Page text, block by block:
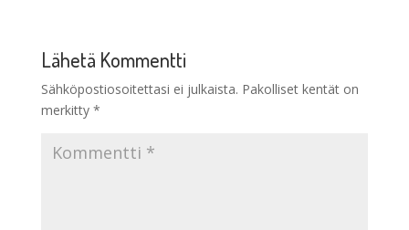
Lähetä Kommentti
Sähköpostiosoitettasi ei julkaista. Pakolliset kentät on
merkitty *